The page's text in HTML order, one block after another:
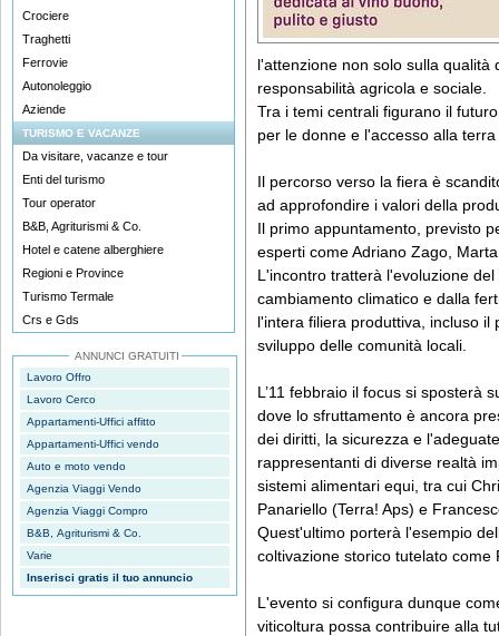
Crociere
Traghetti
Ferrovie
Autonoleggio
Aziende
TURISMO E VACANZE
Da visitare, vacanze e tour
Enti del turismo
Tour operator
B&B, Agriturismi & Co.
Hotel e catene alberghiere
Regioni e Province
Turismo Termale
Crs e Gds
ANNUNCI GRATUITI
Lavoro Offro
Lavoro Cerco
Appartamenti-Uffici affitto
Appartamenti-Uffici vendo
Auto e moto vendo
Agenzia Viaggi Vendo
Agenzia Viaggi Compro
B&B, Agriturismi & Co.
Varie
Inserisci gratis il tuo annuncio
l'attenzione non solo sulla qualità
responsabilità agricola e sociale.
Tra i temi centrali figurano il
per le donne e l'accesso alla
Il percorso verso la fiera è
ad approfondire i valori della
Il primo appuntamento, previsto
esperti come Adriano Zago,
L'incontro tratterà l'evoluzione
cambiamento climatico e dalla
l'intera filiera produttiva, incluso il
sviluppo delle comunità locali.
L’11 febbraio il focus si sposterà
dove lo sfruttamento è ancora
dei diritti, la sicurezza e
rappresentanti di diverse realtà
sistemi alimentari equi, tra cui
Panariello (Terra! Aps) e
Quest'ultimo porterà l'esempio
coltivazione storico tutelato come
L'evento si configura dunque
viticoltura possa contribuire alla